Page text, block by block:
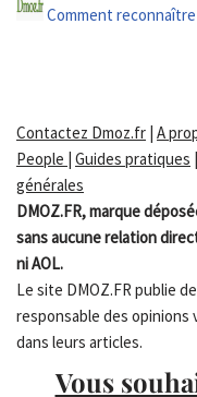
Comment
Contactez Dmoz.fr | A
People | Guides pratiques |
générales
DMOZ.FR, marque
sans aucune relation
ni AOL.
Le site DMOZ.FR publie
responsable des
dans leurs articles.
Vous